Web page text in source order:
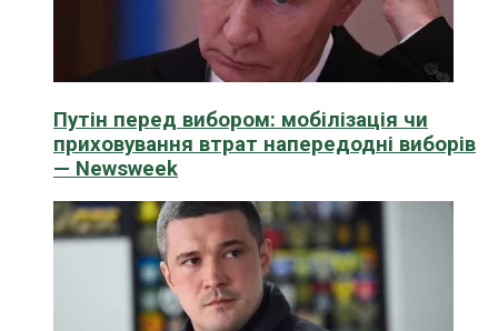
Путін перед вибором: мобілізація чи
приховування втрат напередодні виборів
— Newsweek